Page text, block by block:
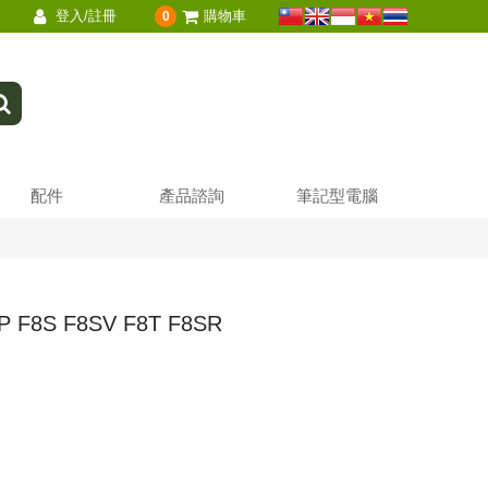
登入/註冊 0 購物車
配件 產品諮詢 筆記型電腦
F8S F8SV F8T F8SR